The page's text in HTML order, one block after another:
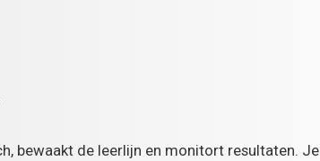
bewaakt de leerlijn en monitort resultaten. Je